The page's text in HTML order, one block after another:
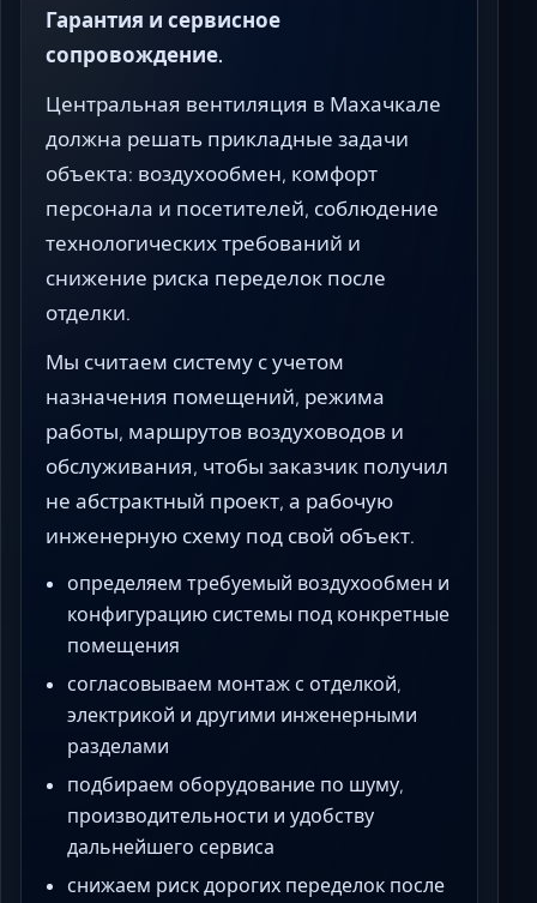
Гарантия и сервисное
сопровождение.
Центральная вентиляция в Махачкале
должна решать прикладные задачи
объекта: воздухообмен, комфорт
персонала и посетителей, соблюдение
технологических требований и
снижение риска переделок после
отделки.
Мы считаем систему с учетом
назначения помещений, режима
работы, маршрутов воздуховодов и
обслуживания, чтобы заказчик получил
не абстрактный проект, а рабочую
инженерную схему под свой объект.
определяем требуемый воздухообмен и
конфигурацию системы под конкретные
помещения
согласовываем монтаж с отделкой,
электрикой и другими инженерными
разделами
подбираем оборудование по шуму,
производительности и удобству
дальнейшего сервиса
снижаем риск дорогих переделок после